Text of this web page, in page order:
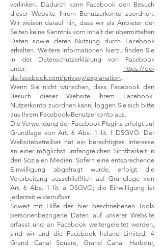
verlinken. Dadurch kann Facebook den Besuch
dieser Website Ihrem Benutzerkonto zuordnen.
Wir weisen darauf hin, dass wir als Anbieter der
Seiten keine Kenntnis vom Inhalt der übermittelten
Daten sowie deren Nutzung durch Facebook
erhalten. Weitere Informationen hierzu finden Sie
in der Datenschutzerklärung von Facebook
unter: https://de-
de.facebook.com/privacy/explanation.
Wenn Sie nicht wünschen, dass Facebook den
Besuch dieser Website Ihrem Facebook-
Nutzerkonto zuordnen kann, loggen Sie sich bitte
aus Ihrem Facebook-Benutzerkonto aus.
Die Verwendung der Facebook Plugins erfolgt auf
Grundlage von Art. 6 Abs. 1 lit. f DSGVO. Der
Websitebetreiber hat ein berechtigtes Interesse
an einer möglichst umfangreichen Sichtbarkeit in
den Sozialen Medien. Sofern eine entsprechende
Einwilligung abgefragt wurde, erfolgt die
Verarbeitung ausschließlich auf Grundlage von
Art. 6 Abs. 1 lit. a DSGVO; die Einwilligung ist
jederzeit widerrufbar.
Soweit mit Hilfe des hier beschriebenen Tools
personenbezogene Daten auf unserer Website
erfasst und an Facebook weitergeleitet werden,
sind wir und die Facebook Ireland Limited, 4
Grand Canal Square, Grand Canal Harbour,